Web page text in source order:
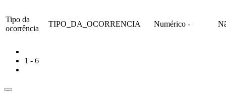
Tipo da
ocorrência
TIPO_DA_OCORRENCIA Numérico -
1 - 6